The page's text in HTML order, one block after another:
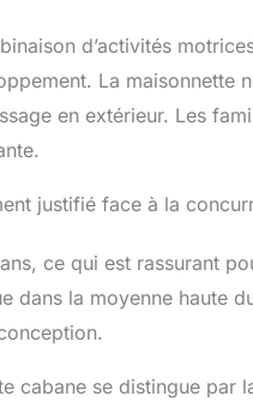
d’activités
La maisonnette
en extérieur. Les
justifié face à la
ce qui est rassurant
dans la moyenne haute
cabane se distingue par